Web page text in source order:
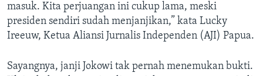
masuk. Kita perjuangan ini cukup lama, meski
presiden sendiri sudah menjanjikan,” kata Lucky
Ireeuw, Ketua Aliansi Jurnalis Independen (AJI) Papua.
Sayangnya, janji Jokowi tak pernah menemukan bukti.